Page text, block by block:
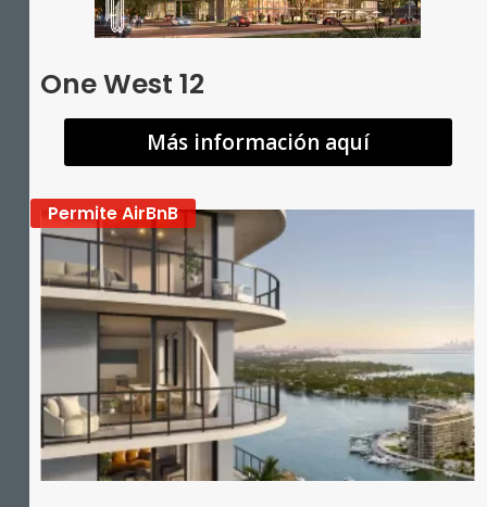
One West 12
Más información aquí
Permite AirBnB